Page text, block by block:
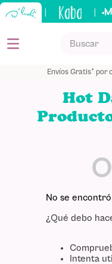
Envíos Gratis* por
Hot
No se
¿Qué debo
Intenta
TÉRMINOS MÁS
shampoo